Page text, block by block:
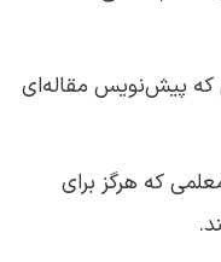
پیش‌نویس‌ مقاله‌ای
که هرگز برای